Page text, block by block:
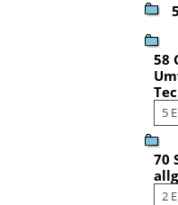
58
5
70
2